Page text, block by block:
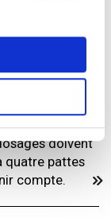
la santé
doivent
quatre pattes
compte.